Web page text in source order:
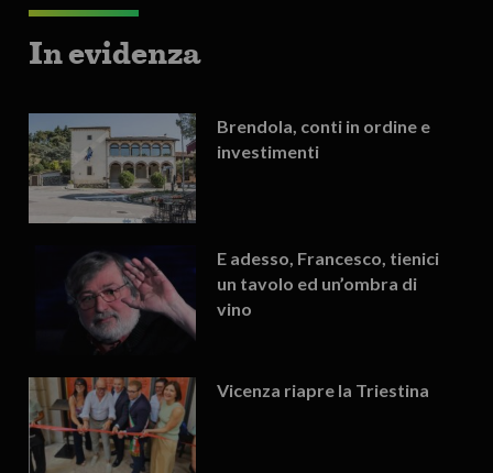
In evidenza
Brendola, conti in ordine e
investimenti
E adesso, Francesco, tienici
un tavolo ed un’ombra di
vino
Vicenza riapre la Triestina